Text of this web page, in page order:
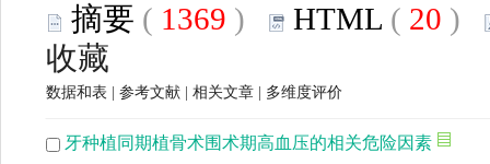
摘要 ( 1369 ) HTML ( 20 )
收藏
数据和表 参考文献 相关文章 多维度评价
牙种植同期植骨术围术期高血压的相关危险因素